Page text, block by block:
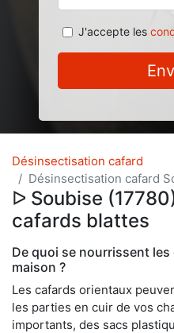
J'accepte les
Désinsectisation cafard
Désinsectisation cafard
ᐅ Soubise
cafards blattes
De quoi se nourrissent
maison ?
Les cafards orientaux
les parties en cuir de vos
importants, des sacs